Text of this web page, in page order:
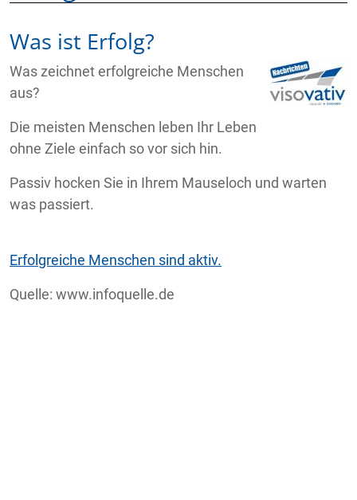
Was ist Erfolg?
Was zeichnet erfolgreiche Menschen
aus?
Die meisten Menschen leben Ihr Leben
ohne Ziele einfach so vor sich hin.
Passiv hocken Sie in Ihrem Mauseloch und warten
was passiert.
Erfolgreiche Menschen sind aktiv.
Quelle: www.infoquelle.de